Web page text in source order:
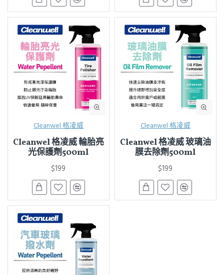
Cleanwel 格凌威
Cleanwel 格凌威 輪胎亮
光保護劑500ml
$199
Cleanwel 格凌威
Cleanwel 格凌威 玻璃油
膜去除劑500ml
$199